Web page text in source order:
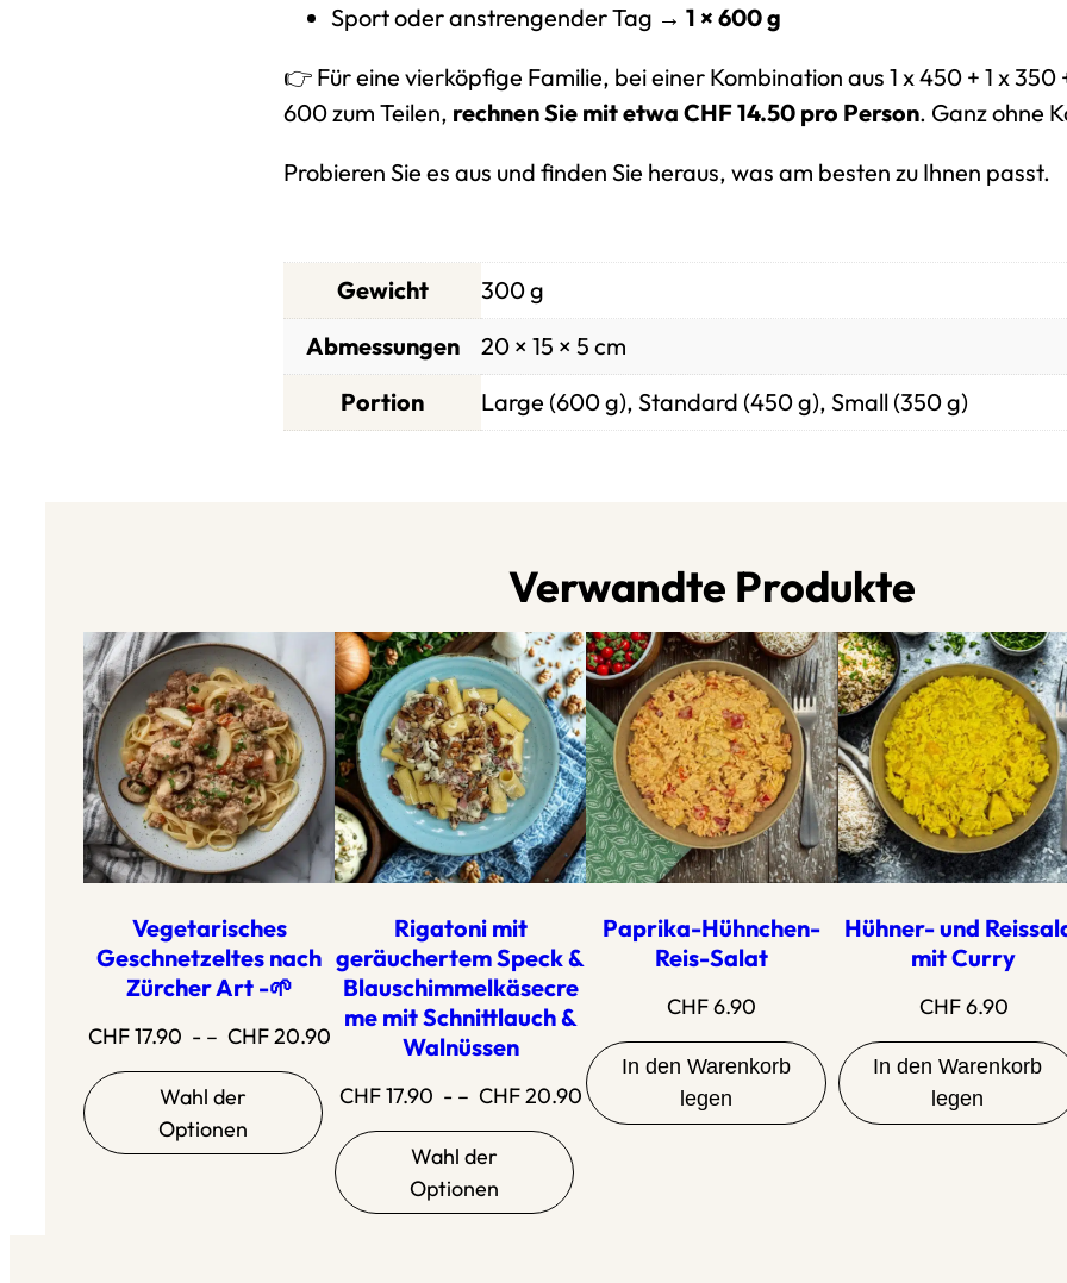
Sport oder anstrengender Tag → 1 × 600 g
👉 Für eine vierköpfige Familie, bei einer Kombination aus 1 x 450 + 1 x 350
600 zum Teilen, rechnen Sie mit etwa CHF 14.50 pro Person. Ganz ohne
Probieren Sie es aus und finden Sie heraus, was am besten zu Ihnen passt.
Gewicht
300 g
Abmessungen
20 × 15 × 5 cm
Portion
Large (600 g), Standard (450 g), Small (350 g)
Verwandte Produkte
Vegetarisches
Geschnetzeltes nach
Zürcher Art -🌱
CHF17.90 - – CHF20.90Preisspanne:
17.90
bis
CHF
20.90
Wahl der
Optionen
Rigatoni mit
geräuchertem Speck &
Blauschimmelkäsecre
me mit Schnittlauch &
Walnüssen
CHF17.90 - – CHF20.90Preisspanne:
CHF
Wahl der
Optionen
Paprika-Hühnchen-
Reis-Salat
CHF6.90
In den Warenkorb
legen
Hühner- und
mit Curry
CHF6.90
In den Warenkorb
legen